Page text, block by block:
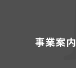
事業案内